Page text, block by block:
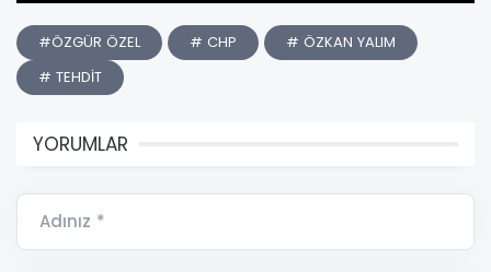
#ÖZGÜR ÖZEL # CHP
# ÖZKAN YALIM
# TEHDİT
YORUMLAR
Adınız *